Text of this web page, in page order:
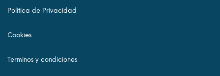
Politica de Privacidad
Cookies
Terminos y condiciones